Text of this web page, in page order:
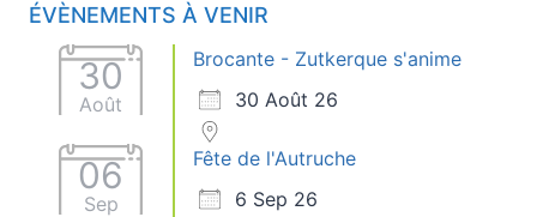
ÉVÈNEMENTS À VENIR
30
Août
Brocante - Zutkerque s'anime
30 Août 26
06
Sep
Fête de l'Autruche
6 Sep 26